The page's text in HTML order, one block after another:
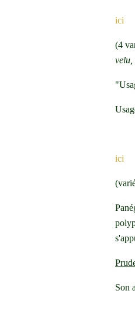
ici
(4
velu,
ici
Son